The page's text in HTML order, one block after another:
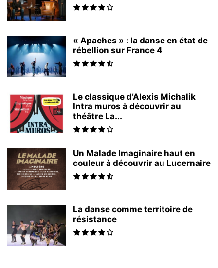
« Apaches » : la danse en état de
rébellion sur France 4
Le classique d’Alexis Michalik
Intra muros à découvrir au
théâtre La...
Un Malade Imaginaire haut en
couleur à découvrir au Lucernaire
La danse comme territoire de
résistance